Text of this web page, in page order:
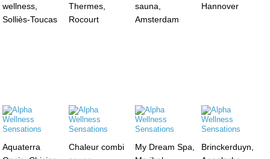
wellness,
Solliès-Toucas
Thermes,
Rocourt
sauna,
Amsterdam
Hannover
Aquaterra
Chaleur combi
My Dream Spa,
Brinckerduyn,